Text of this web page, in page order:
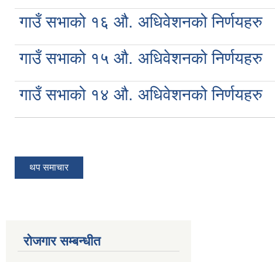
गाउँ सभाको १६ औ. अधिवेशनको निर्णयहरु
गाउँ सभाको १५ औ. अधिवेशनको निर्णयहरु
गाउँ सभाको १४ औ. अधिवेशनको निर्णयहरु
थप समाचार
रोजगार सम्बन्धीत